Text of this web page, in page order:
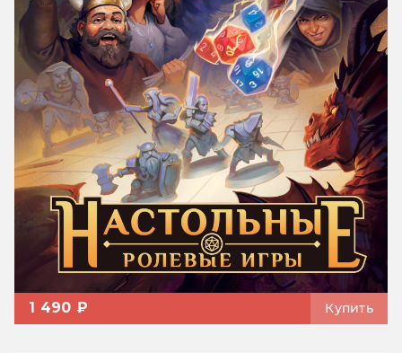
1 490 ₽ Купить